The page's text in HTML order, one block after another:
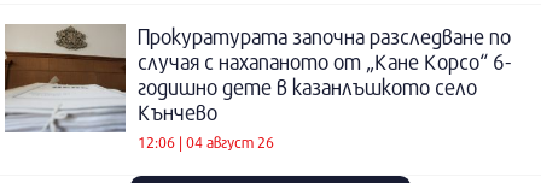
Прокуратурата започна разследване по
случая с нахапаното от „Кане Корсо“ 6-
годишно дете в казанлъшкото село
Кънчево
12:06 | 04 август 26